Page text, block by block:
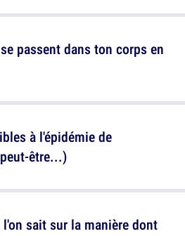
à l'épidémie de
être...)
passent dans ton corps en
sait sur la manière dont